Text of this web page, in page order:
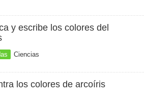
y escribe los colores del
Ciencias
los colores de arcoíris